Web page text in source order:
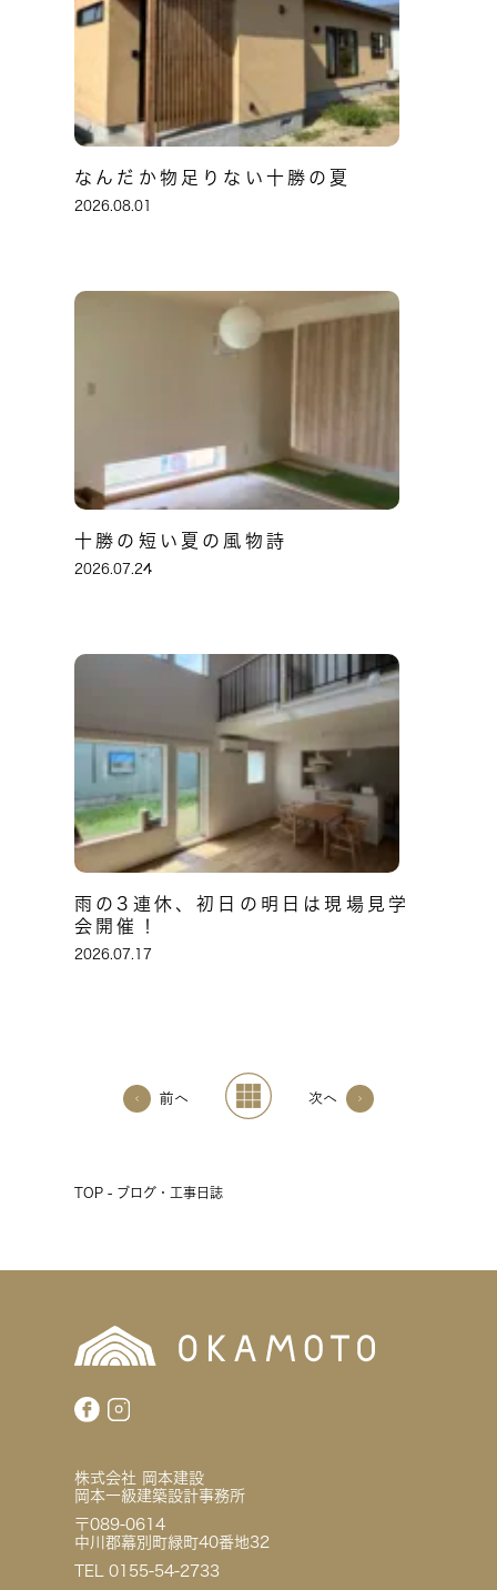
なんだか物足りない十勝の夏
2026.08.01
十勝の短い夏の風物詩
2026.07.24
雨の3連休、初日の明日は現場見学
会開催！
2026.07.17
前へ 次へ
TOP - ブログ・工事日誌
株式会社 岡本建設
岡本一級建築設計事務所
〒089-0614
中川郡幕別町緑町40番地32
TEL 0155-54-2733